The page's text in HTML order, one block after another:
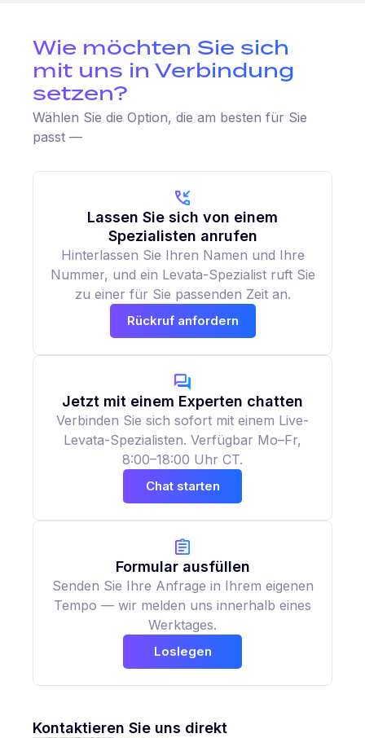
Wie möchten Sie sich
mit uns in Verbindung
setzen?
Wählen Sie die Option, die am besten für Sie
passt —
Lassen Sie sich von einem
Spezialisten anrufen
Hinterlassen Sie Ihren Namen und Ihre
Nummer, und ein Levata-Spezialist ruft Sie
zu einer für Sie passenden Zeit an.
Rückruf anfordern
Jetzt mit einem Experten chatten
Verbinden Sie sich sofort mit einem Live-
Levata-Spezialisten. Verfügbar Mo–Fr,
8:00–18:00 Uhr CT.
Chat starten
Formular ausfüllen
Senden Sie Ihre Anfrage in Ihrem eigenen
Tempo — wir melden uns innerhalb eines
Werktages.
Loslegen
Kontaktieren Sie uns direkt